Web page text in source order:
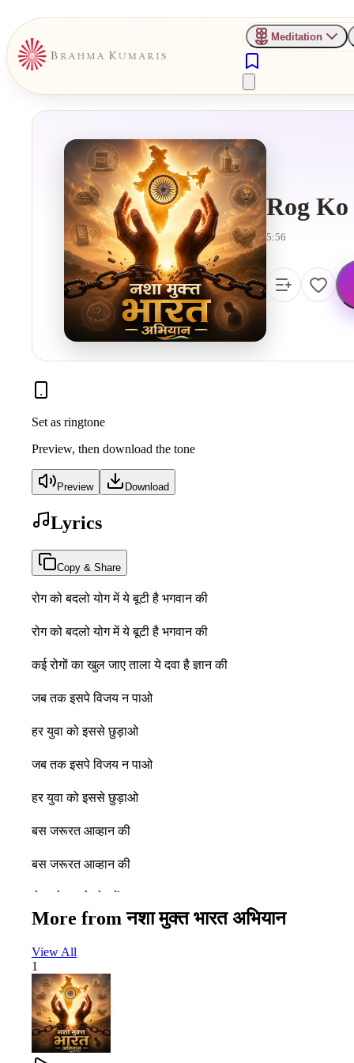
Meditation
Rog Ko
5:56
Set as ringtone
Preview, then download the tone
Preview Download
Lyrics
Copy & Share
रोग को बदलो योग में ये बूटी है भगवान की
रोग को बदलो योग में ये बूटी है भगवान की
कई रोगों का खुल जाए ताला ये दवा है ज्ञान की
जब तक इसपे विजय न पाओ
हर युवा को इससे छुड़ाओ
जब तक इसपे विजय न पाओ
हर युवा को इससे छुड़ाओ
बस जरूरत आव्हान की
बस जरूरत आव्हान की
रोग रहे ना शोक रहे ना दुखों का कोई बोझ रहें
योग से मिलती पावन काया विकारों का कोई भोग न रहें
योग ही है संजीवनी बूटी दवा हर इंसान की
More fromनशा मुक्त भारत अभियान
View All
1